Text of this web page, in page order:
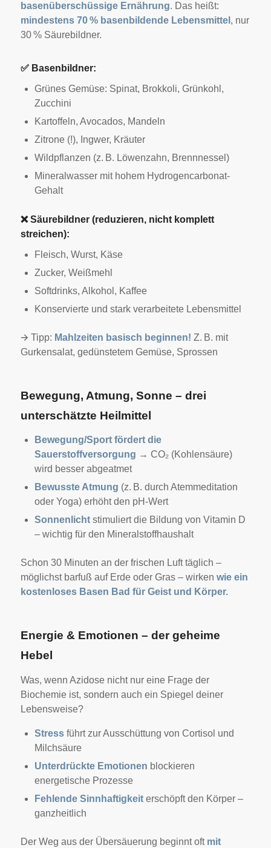
basenüberschüssige Ernährung. Das heißt:
mindestens 70 % basenbildende Lebensmittel , nur
30 % Säurebildner.
✅Basenbildner:
Grünes Gemüse: Spinat, Brokkoli, Grünkohl,
Zucchini
Kartoffeln, Avocados, Mandeln
Zitrone (!), Ingwer, Kräuter
Wildpflanzen (z. B. Löwenzahn, Brennnessel)
Mineralwasser mit hohem Hydrogencarbonat-
Gehalt
❌Säurebildner (reduzieren, nicht komplett
streichen):
Fleisch, Wurst, Käse
Zucker, Weißmehl
Softdrinks, Alkohol, Kaffee
Konservierte und stark verarbeitete Lebensmittel
🡪 Tipp: Mahlzeiten basisch beginnen! Z. B. mit
Gurkensalat, gedünstetem Gemüse, Sprossen
Bewegung, Atmung, Sonne – drei
unterschätzte Heilmittel
Bewegung/Sport fördert die
Sauerstoffversorgung → CO₂ (Kohlensäure)
wird besser abgeatmet
Bewusste Atmung (z. B. durch Atemmeditation
oder Yoga) erhöht den pH-Wert
Sonnenlichtstimuliert die Bildung von Vitamin D
– wichtig für den Mineralstoffhaushalt
Schon 30 Minuten an der frischen Luft täglich –
möglichst barfuß auf Erde oder Gras – wirken wie ein
kostenloses Basen Bad für Geist und Körper.
Energie & Emotionen – der geheime
Hebel
Was, wenn Azidose nicht nur eine Frage der
Biochemie ist, sondern auch ein Spiegel deiner
Lebensweise?
Stressführt zur Ausschüttung von Cortisol und
Milchsäure
Unterdrückte Emotionen blockieren
energetische Prozesse
Fehlende Sinnhaftigkeiterschöpft den Körper –
ganzheitlich
Der Weg aus der Übersäuerung beginnt oft mit